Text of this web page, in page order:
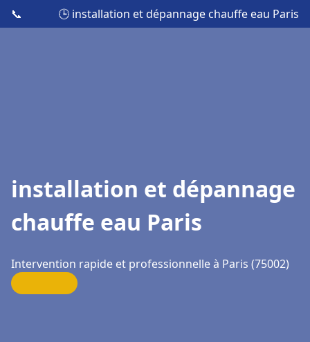
📞 🕒 installation et dépannage chauffe eau Paris
installation et dépannage
chauffe eau Paris
Intervention rapide et professionnelle à Paris (75002)